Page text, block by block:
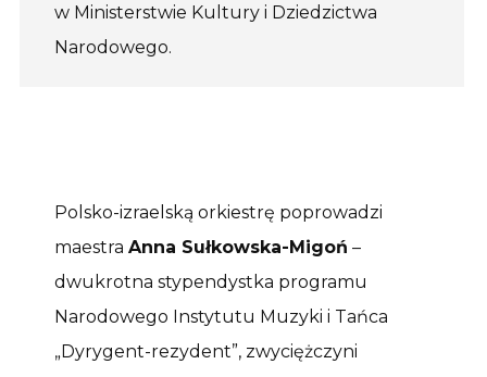
w Ministerstwie Kultury i Dziedzictwa
Narodowego.
Polsko-izraelską orkiestrę poprowadzi
maestra Anna Sułkowska-Migoń –
dwukrotna stypendystka programu
Narodowego Instytutu Muzyki i Tańca
„Dyrygent-rezydent”, zwyciężczyni